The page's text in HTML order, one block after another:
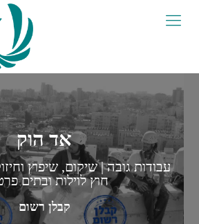
אד הוק
עבודות גובה | שיקום, שיפוץ
חוץ לוילות ובתים
קבלן רשום